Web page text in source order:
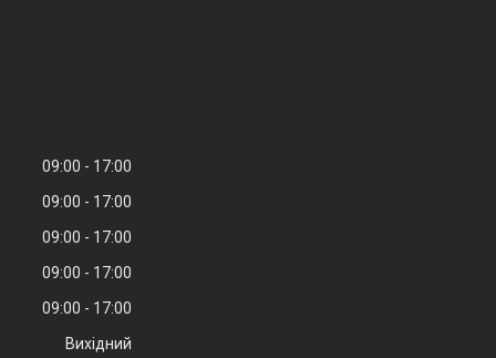
09:00
17:00
09:00
17:00
09:00
17:00
09:00
17:00
09:00
17:00
Вихідний